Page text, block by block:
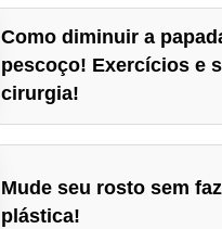
Como diminuir a
pescoço! Exercícios e
cirurgia!
Mude seu rosto sem
plástica!